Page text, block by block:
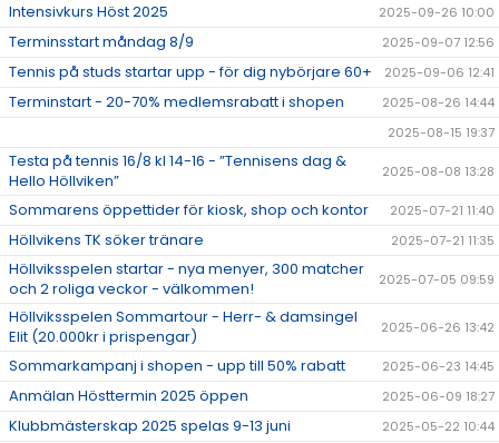
Intensivkurs Höst 2025 2025-09-26 10:00
Terminsstart måndag 8/9 2025-09-07 12:56
Tennis på studs startar upp - för dig nybörjare 60+ 2025-09-06 12:41
Terminstart - 20-70% medlemsrabatt i shopen
2025-08-26 14:44
2025-08-15 19:37
Testa på tennis 16/8 kl 14-16 - ”Tennisens dag &
Hello Höllviken”
2025-08-08 13:28
Sommarens öppettider för kiosk, shop och kontor 2025-07-21 11:40
Höllvikens TK söker tränare 2025-07-21 11:35
Höllviksspelen startar - nya menyer, 300 matcher
och 2 roliga veckor - välkommen!
2025-07-05 09:59
Höllviksspelen Sommartour - Herr- & damsingel
Elit (20.000kr i prispengar)
2025-06-26 13:42
Sommarkampanj i shopen - upp till 50% rabatt 2025-06-23 14:45
Anmälan Hösttermin 2025 öppen 2025-06-09 18:27
Klubbmästerskap 2025 spelas 9-13 juni 2025-05-22 10:44